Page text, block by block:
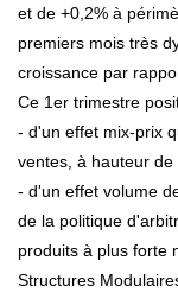
et de +0,2% à
premiers mois très
croissance par
Ce 1er trimestre
- d'un effet mix-prix
ventes, à hauteur
- d'un effet volume
de la politique
produits à plus forte
Structures